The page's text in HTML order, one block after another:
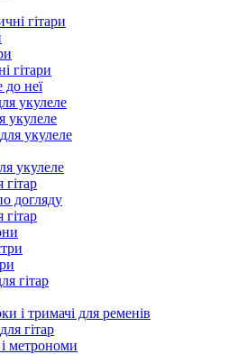
гітари
гітари
до неї
укулеле
укулеле
укулеле
укулеле
догляду
гітар
гітар
і тримачі для ременів
гітар
метрономи